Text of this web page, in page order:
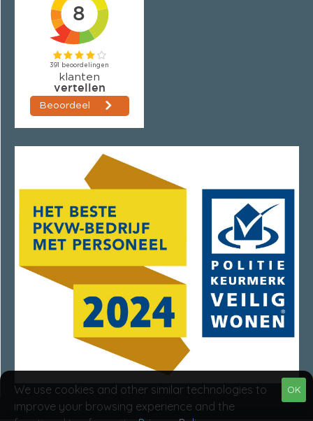
OK
We use cookies and other similar technologies to
improve your browsing experience and the